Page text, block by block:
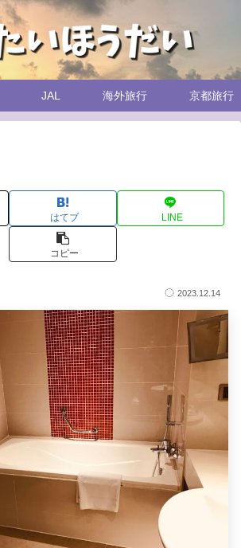
JAL 海外旅行 京都旅行
はてブ LINE
コピー
2023.12.14